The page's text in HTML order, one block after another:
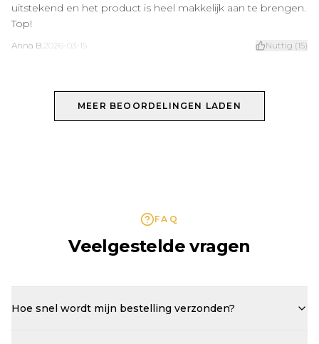
uitstekend en het product is heel makkelijk aan te brengen.
Top!
Anna B.2026-03-15 Nuttig (15)
MEER BEOORDELINGEN LADEN
FAQ
Veelgestelde vragen
Hoe snel wordt mijn bestelling verzonden?